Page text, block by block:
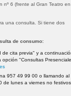
nº 6 (frente al Gran Teatro
una consulta. Si tiene dos
de consumo:
cita previa" y a
"Consultas
957 49 99 00 o llamando al
de lunes a viernes no